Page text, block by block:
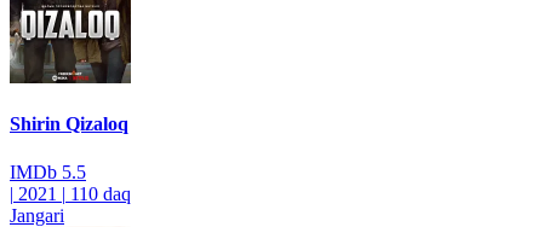
Shirin Qizaloq
IMDb 5.5
| 2021 | 110 daq
Jangari